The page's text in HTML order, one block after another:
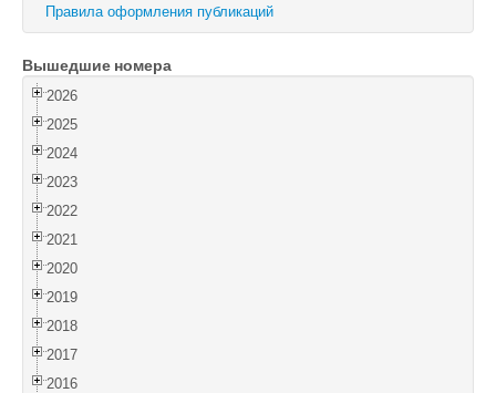
Поиск
Войти
Правила оформления публикаций
Вышедшие номера
2026
2025
2024
2023
2022
2021
2020
2019
2018
2017
2016